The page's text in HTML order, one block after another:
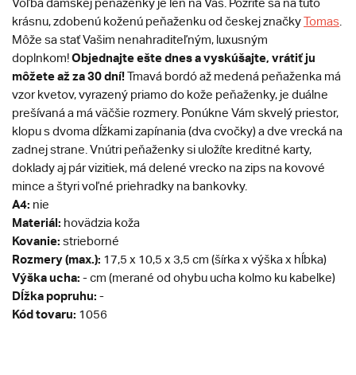
Voľba dámskej peňaženky je len na Vás. Pozrite sa na túto
krásnu, zdobenú koženú peňaženku od českej značkyTomas
Môže sa stať Vašim nenahraditeľným, luxusným
doplnkom!Objednajte ešte dnes a vyskúšajte, vrátiť ju
môžete až za 30 dní!Tmavá bordó až medená peňaženka má
vzor kvetov, vyrazený priamo do kože peňaženky, je duálne
prešívaná a má väčšie rozmery. Ponúkne Vám skvelý priestor,
klopu s dvoma dĺžkami zapínania (dva cvočky) a dve vrecká na
zadnej strane. Vnútri peňaženky si uložíte kreditné karty,
doklady aj pár vizitiek, má delené vrecko na zips na kovové
mince a štyri voľné priehradky na bankovky.
A4: nie
Materiál: hovädzia koža
Kovanie: strieborné
Rozmery (max.): 17,5 x 10,5 x 3,5 cm (šírka x výška x hĺbka)
Výška ucha: - cm (merané od ohybu ucha kolmo ku kabelke)
Dĺžka popruhu: -
Kód tovaru: 1056